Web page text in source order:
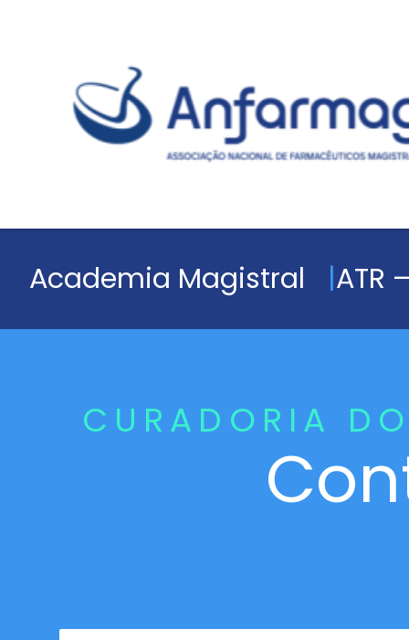
Academia Magistral ATR
CURADORIA